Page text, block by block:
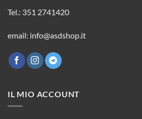
Tel.: 351 2741420
email: info@asdshop.it
IL MIO ACCOUNT